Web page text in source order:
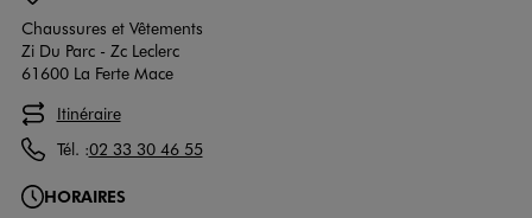
Chaussures et Vêtements
Zi Du Parc - Zc Leclerc
61600 La Ferte Mace
Itinéraire
Tél. :02 33 30 46 55
HORAIRES